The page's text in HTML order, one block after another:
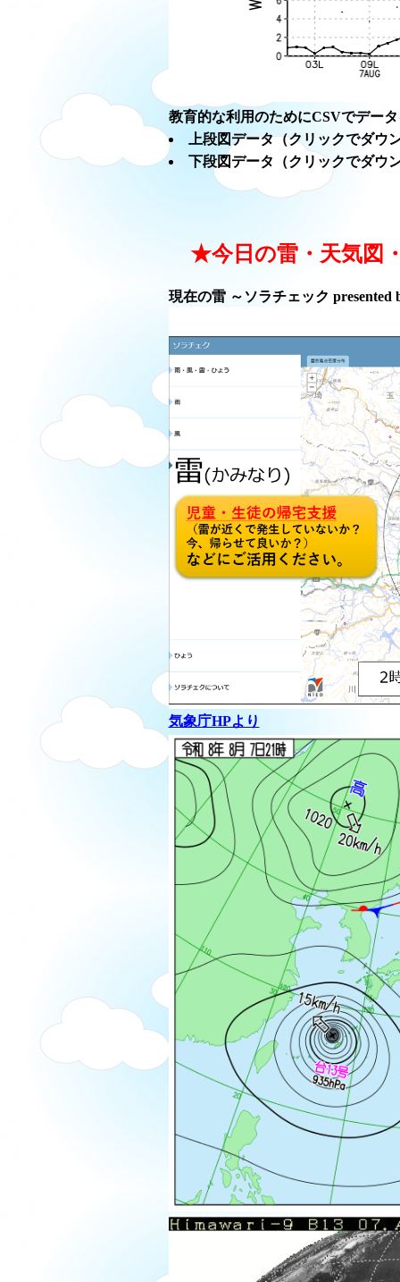
教育的な利用のためにCSVでデー
上段図データ（クリックでダウ
下段図データ（クリックでダウ
★今日の雷・天気図
現在の雷 ～ソラチェック presented
気象庁HPより